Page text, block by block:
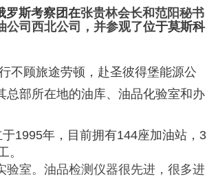
罗斯考察团在张贵林会长和范阳秘书
公司西北公司，并参观了位于莫斯科
顾旅途劳顿，赴圣彼得堡能源公
部所在地的油库、油品化验室和办
1995年，目前拥有144座加油站，3
。
室。油品检测仪器很先进，很多进